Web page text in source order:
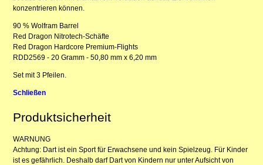
konzentrieren können.
90 % Wolfram Barrel
Red Dragon Nitrotech-Schäfte
Red Dragon Hardcore Premium-Flights
RDD2569 - 20 Gramm - 50,80 mm x 6,20 mm
Set mit 3 Pfeilen.
Schließen
Produktsicherheit
WARNUNG
Achtung: Dart ist ein Sport für Erwachsene und kein Spielzeug. Für Kinder
ist es gefährlich. Deshalb darf Dart von Kindern nur unter Aufsicht von